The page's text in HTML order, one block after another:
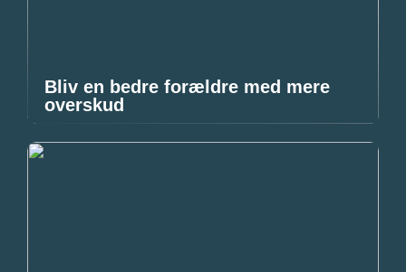
Bliv en bedre forældre med mere
overskud